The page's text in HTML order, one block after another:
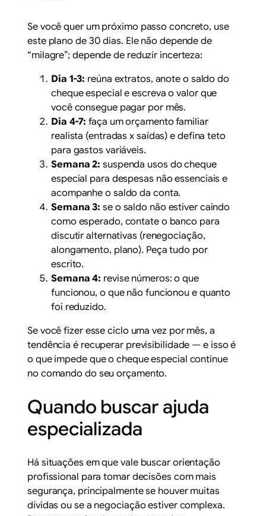
Se você quer um próximo passo concreto, use
este plano de 30 dias. Ele não depende de
“milagre”; depende de reduzir incerteza:
Dia 1-3: reúna extratos, anote o saldo do
cheque especial e escreva o valor que
você consegue pagar por mês.
Dia 4-7: faça um orçamento familiar
realista (entradas x saídas) e defina teto
para gastos variáveis.
Semana 2: suspenda usos do cheque
especial para despesas não essenciais e
acompanhe o saldo da conta.
Semana 3: se o saldo não estiver caindo
como esperado, contate o banco para
discutir alternativas (renegociação,
alongamento, plano). Peça tudo por
escrito.
Semana 4: revise números: o que
funcionou, o que não funcionou e quanto
foi reduzido.
Se você fizer esse ciclo uma vez por mês, a
tendência é recuperar previsibilidade — e isso é
o que impede que o cheque especial continue
no comando do seu orçamento.
Quando buscar ajuda
especializada
Há situações em que vale buscar orientação
profissional para tomar decisões com mais
segurança, principalmente se houver muitas
dívidas ou se a negociação estiver complexa.